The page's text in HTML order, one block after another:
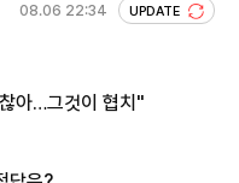
08.06 22:34 UPDATE
아…그것이 협치"